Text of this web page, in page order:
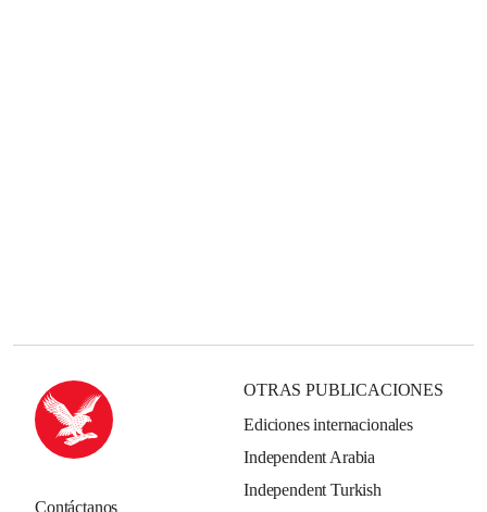
Contáctanos
OTRAS PUBLICACIONES
Ediciones internacionales
Independent Arabia
Independent Turkish